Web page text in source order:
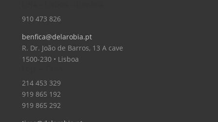
910 473 826
benfica@delarobia.pt
R. Dr. João de Barros, 13 A cave
1500-230 • Lisboa
214 453 329
919 865 192
919 865 292